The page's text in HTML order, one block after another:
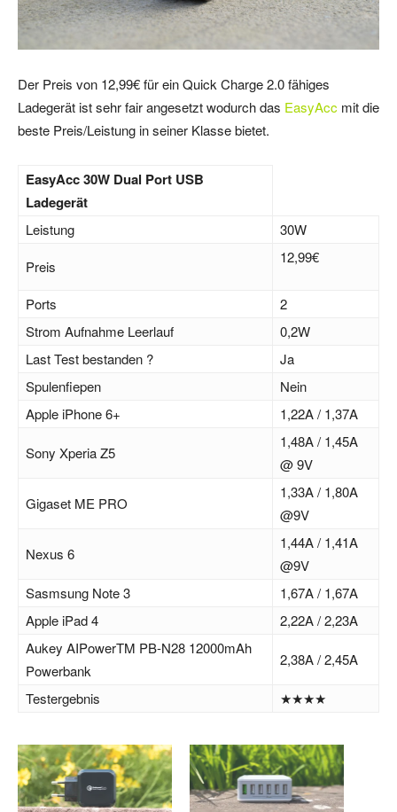
Der Preis von 12,99€ für ein Quick Charge 2.0 fähiges
Ladegerät ist sehr fair angesetzt wodurch das EasyAcc mit die
beste Preis/Leistung in seiner Klasse bietet.
EasyAcc 30W Dual Port USB
Ladegerät
Leistung
30W
Preis
12,99€
Ports
2
Strom Aufnahme Leerlauf
0,2W
Last Test bestanden ?
Ja
Spulenfiepen
Nein
Apple iPhone 6+
1,22A / 1,37A
Sony Xperia Z5
1,48A / 1,45A
@ 9V
Gigaset ME PRO
1,33A / 1,80A
@9V
Nexus 6
1,44A / 1,41A
@9V
Sasmsung Note 3
1,67A / 1,67A
Apple iPad 4
2,22A / 2,23A
Aukey AIPowerTM PB-N28 12000mAh
Powerbank
2,38A / 2,45A
Testergebnis ★★★★